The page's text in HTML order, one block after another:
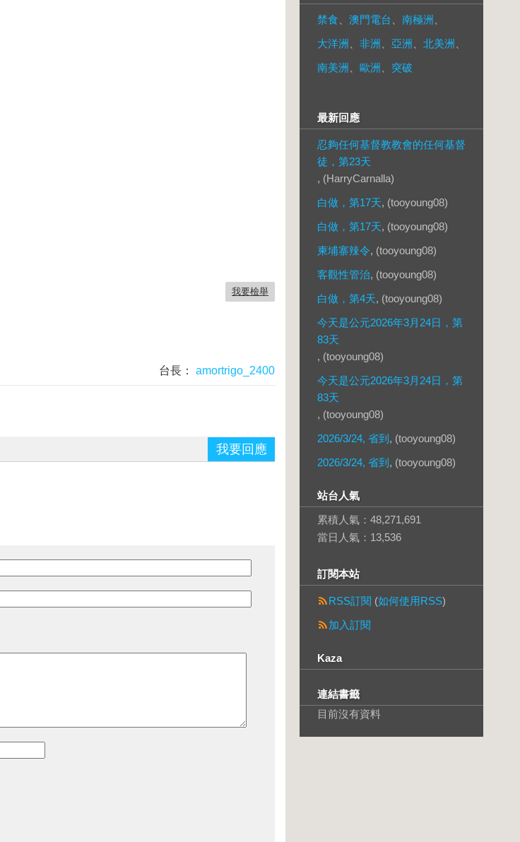
我要檢舉
台長：
amortrigo_2400
我要回應
禁食 澳門電台 南極洲
大洋洲
非洲 亞洲 北美洲
南美洲
歐洲 突破
最新回應
忍夠任何基督教教會的任何基督
徒，第23天
, (HarryCarnalla)
白做，第17天, (tooyoung08)
白做，第17天, (tooyoung08)
柬埔寨辣令, (tooyoung08)
客觀性管治, (tooyoung08)
白做，第4天, (tooyoung08)
今天是公元2026年3月24日，第
83天
, (tooyoung08)
今天是公元2026年3月24日，第
83天
, (tooyoung08)
2026/3/24, 省到 , (tooyoung08)
2026/3/24, 省到 , (tooyoung08)
站台人氣
累積人氣： 48,271,691
當日人氣： 13,536
訂閱本站
RSS訂閱 (如何使用RSS)
加入訂閱
Kaza
連結書籤
目前沒有資料